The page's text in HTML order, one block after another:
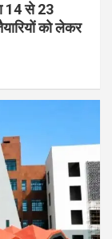
14 से 23
को लेकर